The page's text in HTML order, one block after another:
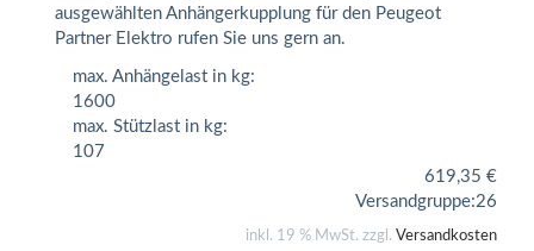
ausgewählten Anhängerkupplung für den Peugeot
Partner Elektro rufen Sie uns gern an.
max. Anhängelast in kg:
1600
max. Stützlast in kg:
107
619,35 €
Versandgruppe:26
inkl. 19 % MwSt. zzgl. Versandkosten